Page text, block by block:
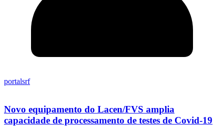
portalsrf
Novo equipamento do Lacen/FVS amplia
capacidade de processamento de testes de Covid-19